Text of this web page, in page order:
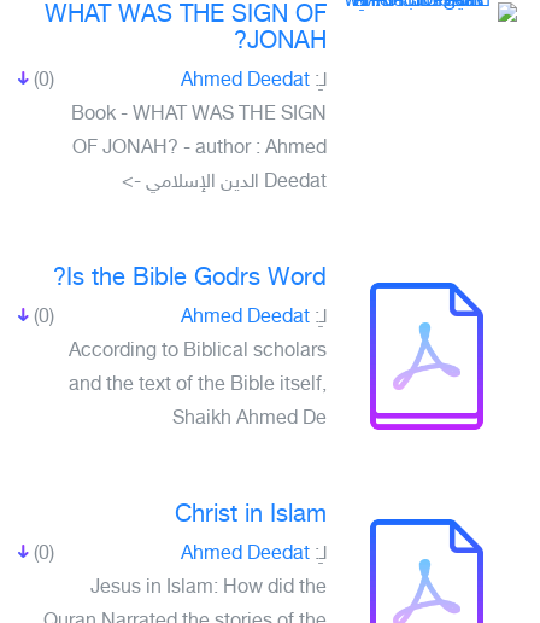
WHAT WAS THE SIGN OF
JONAH?
(0) لـِ: Ahmed Deedat
Book - WHAT WAS THE SIGN
OF JONAH? - author : Ahmed
Deedat الدين الإسلامي ->
Is the Bible Godrs Word?
(0) لـِ: Ahmed Deedat
According to Biblical scholars
and the text of the Bible itself,
Shaikh Ahmed De
Christ in Islam
(0) لـِ: Ahmed Deedat
Jesus in Islam: How did the